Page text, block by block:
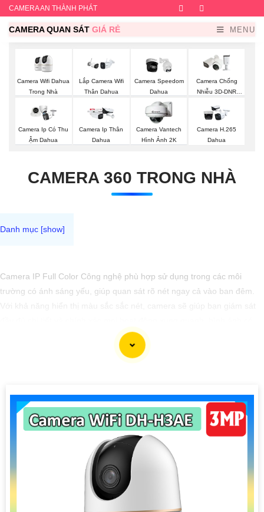
CAMERA AN THÀNH PHÁT Facebook
CAMERA QUAN SÁT GIÁ RẺ MENU
Camera Wifi Dahua
Trong Nhà
Lắp Camera Wifi
Thân Dahua
Camera Speedom
Dahua
Camera Chống
Nhiễu 3D-DNR
Camera Ip Có Thu
Ậm Dahua
Camera Ip Thân
Dahua
Camera Vantech
Hình Ảnh 2K
Camera H.265
Dahua
CAMERA 360 TRONG NHÀ
Camera IP Full Color Công nghệ phù hợp sử dụng trong các môi
trường có ánh sáng yếu, giúp quan sát rõ nét ngay cả vào ban đêm.